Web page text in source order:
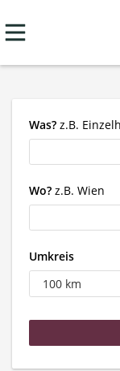
Was? z.B.
Wo? z.B. Wien
Umkreis